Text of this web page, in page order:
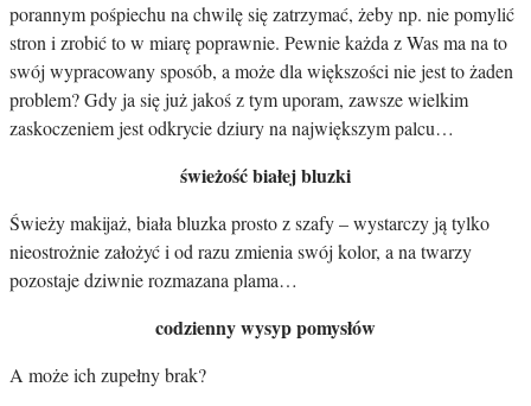
porannym pośpiechu na chwilę się zatrzymać, żeby np. nie pomylić
stron i zrobić to w miarę poprawnie. Pewnie każda z Was ma na to
swój wypracowany sposób, a może dla większości nie jest to żaden
problem? Gdy ja się już jakoś z tym uporam, zawsze wielkim
zaskoczeniem jest odkrycie dziury na największym palcu…
świeżość białej bluzki
Świeży makijaż, biała bluzka prosto z szafy – wystarczy ją tylko
nieostrożnie założyć i od razu zmienia swój kolor, a na twarzy
pozostaje dziwnie rozmazana plama…
codzienny wysyp pomysłów
A może ich zupełny brak?